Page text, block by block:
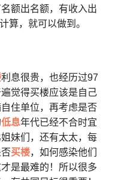
额出名额，有收入出
算，就可以做到。
利息很贵，也经历过97
觉得买楼应该是自己
住单位，再考虑是否
低息年代已经不合时宜
妹们，还有太太，每
买楼，如何感染他们
是最难的！所以很多